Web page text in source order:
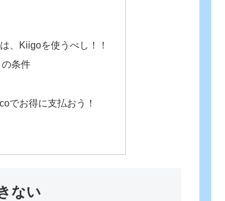
、Kiigoを使うべし！！
条件
でお得に支払おう！
ない